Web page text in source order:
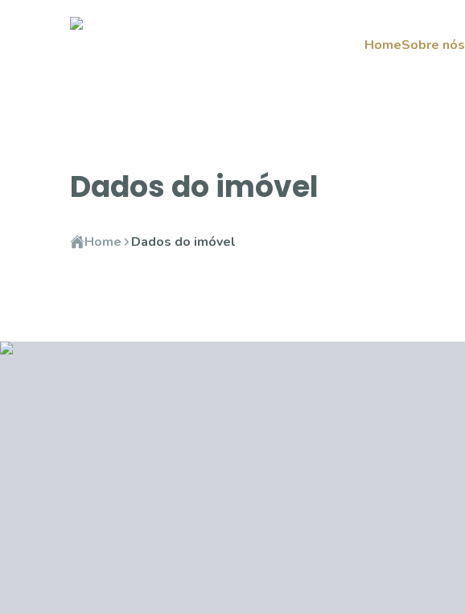
HomeSobre nós
Dados do imóvel
Home Dados do imóvel